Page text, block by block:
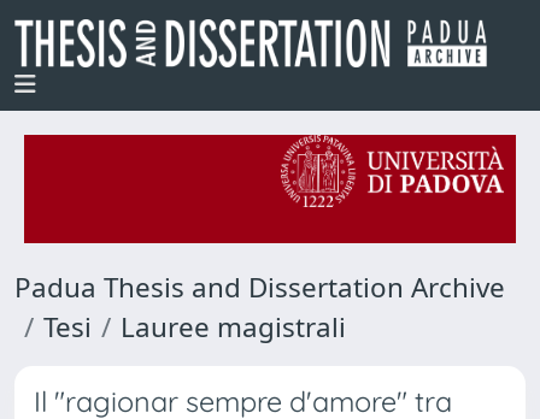
Padua Thesis and Dissertation Archive
Tesi
Lauree magistrali
Il "ragionar sempre d'amore" tra